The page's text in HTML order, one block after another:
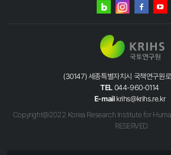
네이버
인스타그램
(30147) 세종특별자치시 국책연구원
TEL 044-960-0114
E-mail krihs@krihs.re.kr
Copyright@2022 Korea Research Institute for
RESERVED.